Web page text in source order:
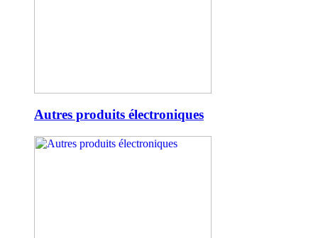
Autres produits électroniques